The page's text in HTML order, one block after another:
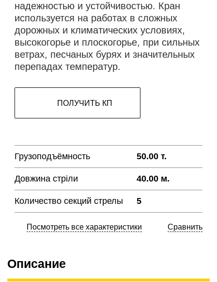
надежностью и устойчивостью. Кран
используется на работах в сложных
дорожных и климатических условиях,
высокогорье и плоскогорье, при сильных
ветрах, песчаных бурях и значительных
перепадах температур.
ПОЛУЧИТЬ КП
Грузоподъёмность 50.00 т.
Довжина стріли 40.00 м.
Количество секций стрелы 5
Посмотреть все характеристики Сравнить
Описание